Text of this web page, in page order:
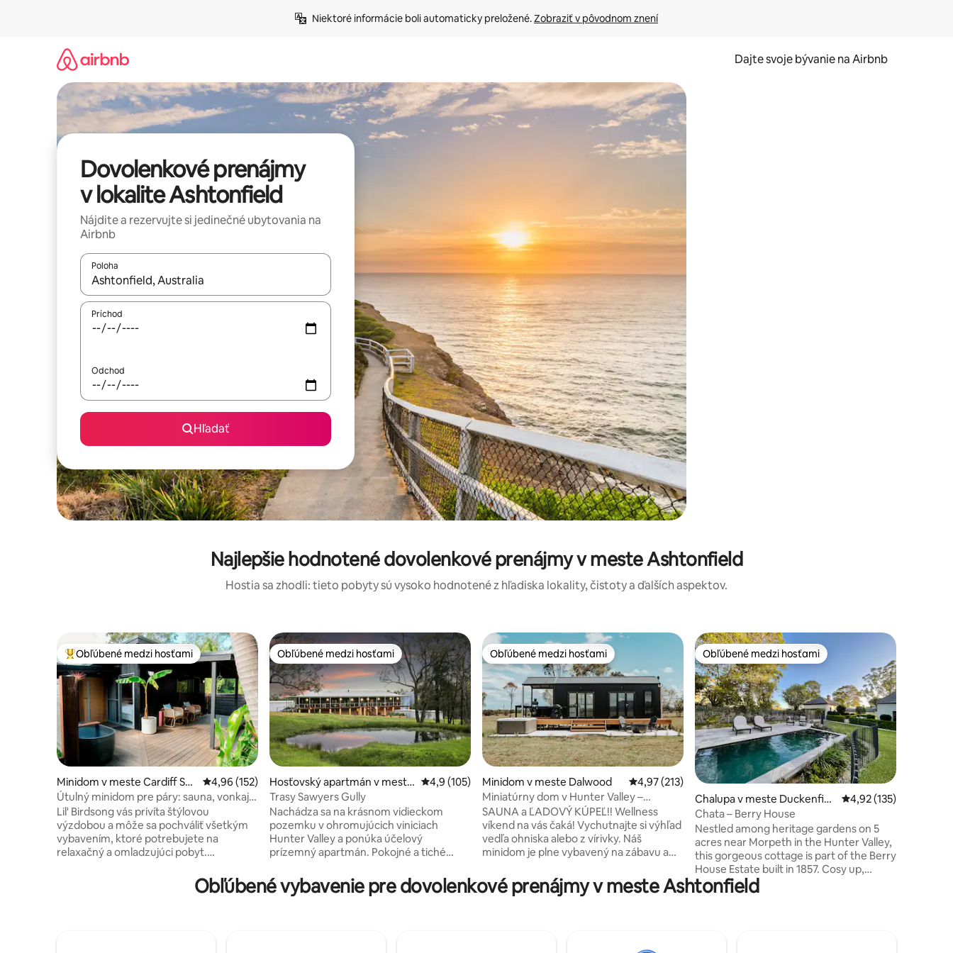
Niektoré informácie boli automaticky preložené. Zobraziť v pôvodnom znení
Dajte svoje bývanie na Airbnb
Dovolenkové prenájmy
v lokalite Ashtonfield
Nájdite a rezervujte si jedinečné ubytovania na
Airbnb
Poloha
Keď budú výsledky k dispozícii, môžete si ich prechádzať pomocou klávesov so šípkami nahor a nadol alebo ich preskúmať pomocou dotykových gest či potiahnutia prstom.
Príchod
Odchod
Hľadať
Najlepšie hodnotené dovolenkové prenájmy v meste Ashtonfield
Hostia sa zhodli: tieto pobyty sú vysoko hodnotené z hľadiska lokality, čistoty a ďalších aspektov.
Najobľúbenejšie medzi hosťami
Obľúbené medzi hosťami
Minidom v meste Cardiff So
uth
Priemerné ohodnotenie 4,96 z 5, počet hodnotení: 152
4,96 (152)
Útulný minidom pre páry: sauna, vonkajší
kúpeľ, ohnisko
Lil' Birdsong vás privíta štýlovou
výzdobou a môže sa pochváliť všetkým
vybavením, ktoré potrebujete na
relaxačný a omladzujúci pobyt.
zvukmi pôvodných vtákov v okolí a
listnatým výhľadom z posteľnej bielizne.
Obľúbené medzi hosťami
Obľúbené medzi hosťami
Hosťovský apartmán v meste
Sawyers Gully
Priemerné ohodnotenie 4,9 z 5, počet hodnotení: 105
4,9 (105)
Trasy Sawyers Gully
Nachádza sa na krásnom vidieckom
pozemku v ohromujúcich viniciach
Hunter Valley a ponúka účelový
prízemný apartmán. Pokojné a tiché
pochváliť kvalitnými povrchovými
úpravami a moderným vybavením pre
Obľúbené medzi hosťami
Obľúbené medzi hosťami
Minidom v meste Dalwood Priemerné ohodnotenie 4,97 z 5, počet hodnotení: 213
4,97 (213)
Miniatúrny dom v Hunter Valley –
relaxačný vidiecky pobyt
SAUNA a ĽADOVÝ KÚPEĽ!! Wellness
víkend na vás čaká! Vychutnajte si výhľad
vedľa ohniska alebo z vírivky. Náš
minidom je plne vybavený na zábavu a
Hunter Valley na 50 úžasných akroch!
Mimoriadne súkromný pozemok, vítame
Obľúbené medzi hosťami
Obľúbené medzi hosťami
Chalupa v meste Duckenfiel
d
Priemerné
4,92 (135)
Chata – Berry House
Nestled among heritage gardens on 5
acres near Morpeth in the Hunter Valley,
this gorgeous cottage is part of the Berry
House Estate built in 1857. Cosy up,
unwind or explore the broader Hunter
Valley. The self contained cottage
Obľúbené vybavenie pre dovolenkové prenájmy v meste Ashtonfield